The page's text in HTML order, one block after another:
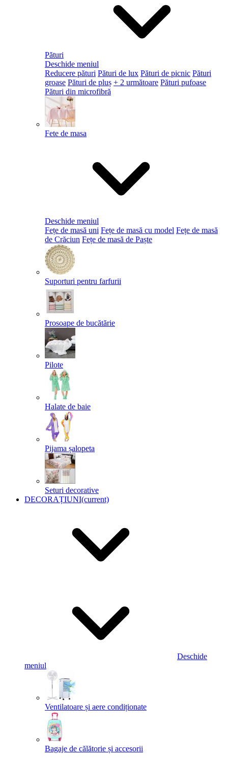
Pături
Deschide meniul
Reducere pături Pături de lux Pături de picnic Pături
groase Pături de pluș + 2 următoare Pături pufoase
Pături din microfibră
Fete de masa
Deschide meniul
Fețe de masă uni Fețe de masă cu model Fețe de masă
de Crăciun Fețe de masă de Paște​
Suporturi pentru farfurii
Prosoape de bucătărie
Pilote
Halate de baie
Pijama șalopeta
Seturi decorative
DECORAȚIUNI(current)
Deschide
meniul
Ventilatoare și aere condiționate
Bagaje de călătorie și accesorii